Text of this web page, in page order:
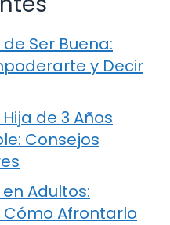
Ser Buena:
y Decir
de 3 Años
Consejos
Adultos:
Afrontarlo